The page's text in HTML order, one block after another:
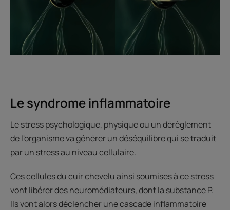
Le syndrome inflammatoire
Le stress psychologique, physique ou un dérèglement
de l'organisme va générer un déséquilibre qui se traduit
par un stress au niveau cellulaire.
Ces cellules du cuir chevelu ainsi soumises à ce stress
vont libérer des neuromédiateurs, dont la substance P.
Ils vont alors déclencher une cascade inflammatoire